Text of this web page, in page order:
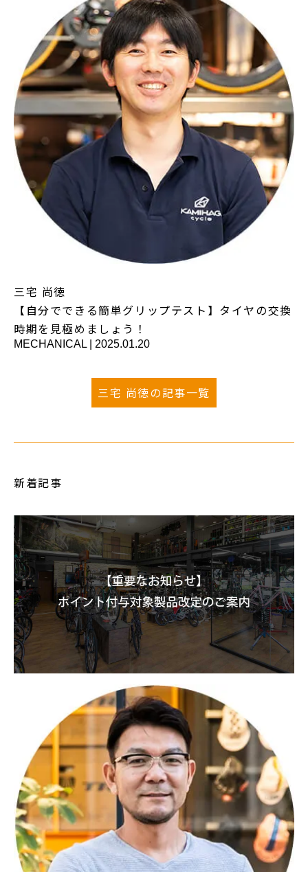
三宅 尚徳
【自分でできる簡単グリップテスト】タイヤの交換
時期を見極めましょう！
MECHANICAL 2025.01.20
三宅 尚徳の記事一覧
新着記事